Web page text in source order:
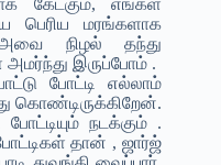
கேட்கும், எங்கள்
பெரிய மரங்களாக
அவை நிழல் தந்து
இருப்போம் .
போட்டி எல்லாம்
கொண்டிருக்கிறேன்.
நடக்கும் .
தான் , ஜார்ஜ்